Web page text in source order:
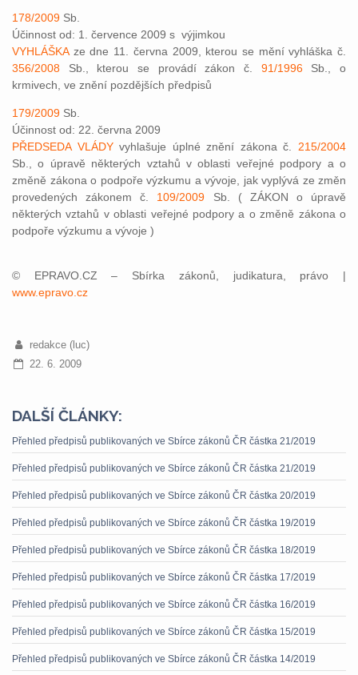
178/2009 Sb.
Účinnost od: 1. července 2009 s výjimkou
VYHLÁŠKAze dne 11. června 2009, kterou se mění vyhláška č.
356/2008 Sb., kterou se provádí zákon č. 91/1996 Sb., o
krmivech, ve znění pozdějších předpisů
179/2009 Sb.
Účinnost od: 22. června 2009
PŘEDSEDA VLÁDYvyhlašuje úplné znění zákona č. 215/2004
Sb., o úpravě některých vztahů v oblasti veřejné podpory a o
změně zákona o podpoře výzkumu a vývoje, jak vyplývá ze změn
provedených zákonem č. 109/2009 Sb. ( ZÁKON o úpravě
některých vztahů v oblasti veřejné podpory a o změně zákona o
podpoře výzkumu a vývoje )
© EPRAVO.CZ – Sbírka zákonů, judikatura, právo |
www.epravo.cz
redakce (luc)
22. 6. 2009
DALŠÍ ČLÁNKY:
Přehled předpisů publikovaných ve Sbírce zákonů ČR částka 21/2019
Přehled předpisů publikovaných ve Sbírce zákonů ČR částka 21/2019
Přehled předpisů publikovaných ve Sbírce zákonů ČR částka 20/2019
Přehled předpisů publikovaných ve Sbírce zákonů ČR částka 19/2019
Přehled předpisů publikovaných ve Sbírce zákonů ČR částka 18/2019
Přehled předpisů publikovaných ve Sbírce zákonů ČR částka 17/2019
Přehled předpisů publikovaných ve Sbírce zákonů ČR částka 16/2019
Přehled předpisů publikovaných ve Sbírce zákonů ČR částka 15/2019
Přehled předpisů publikovaných ve Sbírce zákonů ČR částka 14/2019